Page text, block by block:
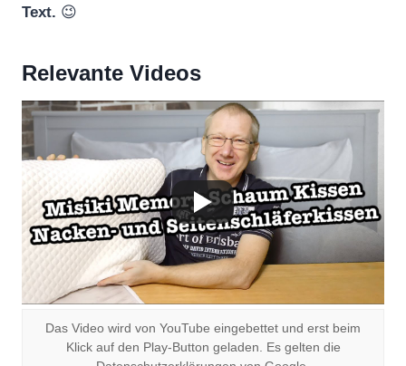
Text. 😉
Relevante Videos
Das Video wird von YouTube eingebettet und erst beim
Klick auf den Play-Button geladen. Es gelten die